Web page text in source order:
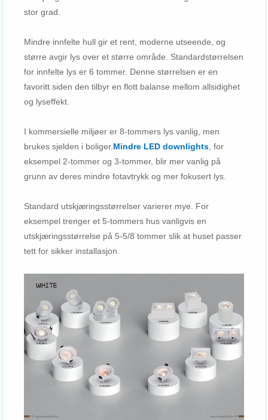
stor grad.
Mindre innfelte hull gir et rent, moderne utseende, og
større avgir lys over et større område. Standardstørrelsen
for innfelte lys er 6 tommer. Denne størrelsen er en
favoritt siden den tilbyr en flott balanse mellom allsidighet
og lyseffekt.
I kommersielle miljøer er 8-tommers lys vanlig, men
brukes sjelden i boliger. Mindre LED downlights , for
eksempel 2-tommer og 3-tommer, blir mer vanlig på
grunn av deres mindre fotavtrykk og mer fokusert lys.
Standard utskjæringsstørrelser varierer mye. For
eksempel trenger et 5-tommers hus vanligvis en
utskjæringsstørrelse på 5-5/8 tommer slik at huset passer
tett for sikker installasjon.